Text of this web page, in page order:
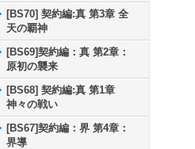
[BS70] 契約編:真 第3章 全
天の覇神
[BS69]契約編：真 第2章：
原初の襲来
[BS68] 契約編:真 第1章
神々の戦い
[BS67]契約編：界 第4章：
界導